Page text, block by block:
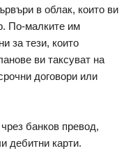
в облак, които ви
По-малките им
за тези, които
ви таксуват на
договори или
банков превод,
дебитни карти.